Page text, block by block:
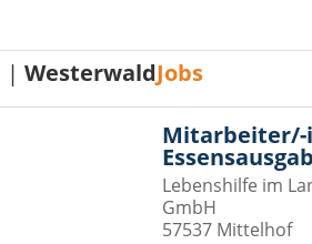
|WesterwaldJobs
Lebenshilfe im
GmbH
57537 Mittelhof